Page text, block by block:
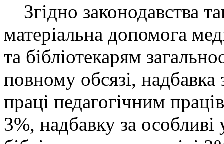
Згідно законодавства
матеріальна допомога
та бібліотекарям
повному обсязі, надбавка
праці педагогічним
3%, надбавку за